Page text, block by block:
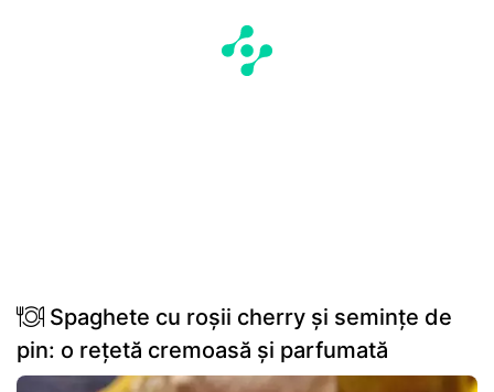
Spaghete cu roșii cherry și semințe de
pin: o rețetă cremoasă și parfumată